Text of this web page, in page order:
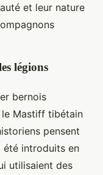
et leur nature
légions
bernois
Mastiff tibétain
pensent
été introduits en
utilisaient des